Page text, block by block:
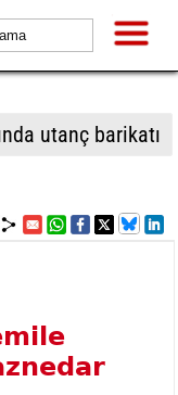
utanç barikatı